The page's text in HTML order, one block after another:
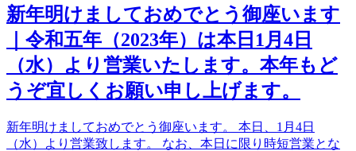
新年明けましておめでとう御座います
｜令和五年（2023年）は本日1月4日
（水）より営業いたします。本年もど
うぞ宜しくお願い申し上げます。
新年明けましておめでとう御座います。 本日、1月4日
（水）より営業致します。 なお、本日に限り時短営業とな